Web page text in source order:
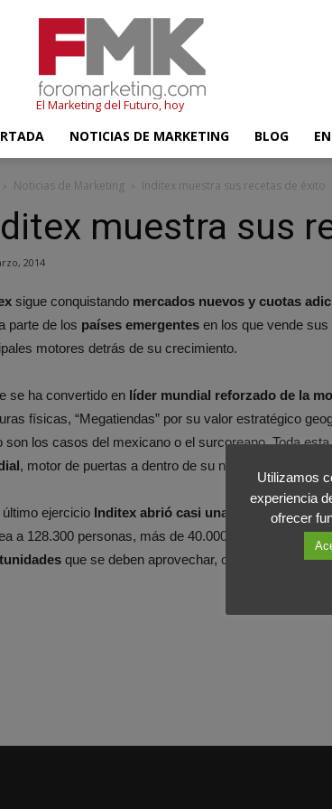
El Marketing del Futuro, hoy
NOTICIAS DE MARKETING BLOG
Noticias de Marketing Inditex muestra sus recetas de éxito
muestra sus
2014
sigue conquistando mercados nuevos y cuotas
parte de los países emergentes en los que vende
motores detrás de su crecimiento.
se ha convertido en líder mundial reforzado de la
físicas, “Megatiendas” por su valor estratégico
son los casos del mexicano o el surcoreano. Toda
, motor de puertas a dentro de su negocio.
último ejercicio Inditex abrió casi una tienda diaria en
a 128.300 personas, más de 40.000 de ellas en
que se deben aprovechar, como demuestra
Utilizamos
experiencia
ofrecer